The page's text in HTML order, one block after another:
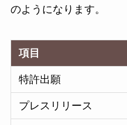
のようになります。
項目
特許出願
プレスリリース